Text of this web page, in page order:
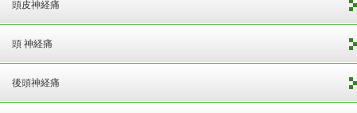
頭皮神経痛
頭 神経痛
後頭神経痛